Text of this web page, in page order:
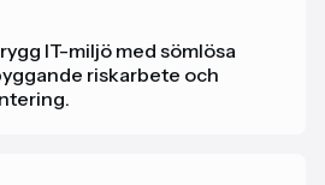
IT-miljö med sömlösa
riskarbete och